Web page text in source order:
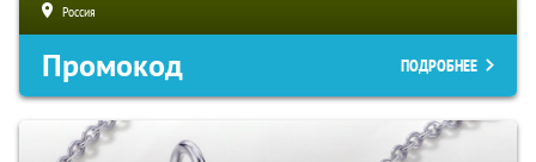
Россия
Промокод ПОДРОБНЕЕ